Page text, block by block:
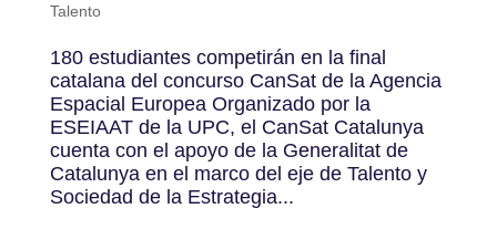
Talento
180 estudiantes competirán en la final
catalana del concurso CanSat de la Agencia
Espacial Europea Organizado por la
ESEIAAT de la UPC, el CanSat Catalunya
cuenta con el apoyo de la Generalitat de
Catalunya en el marco del eje de Talento y
Sociedad de la Estrategia...